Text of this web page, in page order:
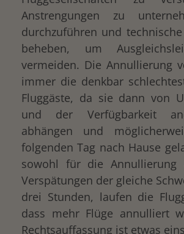
Anstrengungen zu
durchzuführen und
beheben, um
vermeiden. Die Annullierung
immer die denkbar
Fluggäste, da sie dann von
und der Verfügbarkeit
abhängen und
folgenden Tag nach Hause
sowohl für die
Verspätungen der gleiche
drei Stunden, laufen die
dass mehr Flüge annulliert
Rechtsauffassung ist etwas